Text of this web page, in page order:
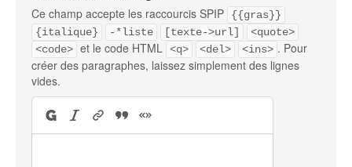
Ce champ accepte les raccourcis SPIP
{{gras}}
{italique}
-*liste [texte->url]
<quote>
<code> et le code HTML <q> <del> <ins> . Pour
créer des paragraphes, laissez simplement des lignes
vides.